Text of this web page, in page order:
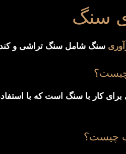
سنگ
سنگ شامل سنگ تراشی و
کار با سنگ است که با
چیست؟